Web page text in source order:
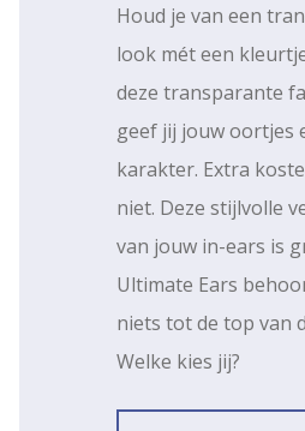
Houd je van een
look mét een
deze transparante
geef jij jouw oortjes
karakter. Extra
niet. Deze stijlvolle
van jouw in-ears is
Ultimate Ears
niets tot de top van
Welke kies jij?